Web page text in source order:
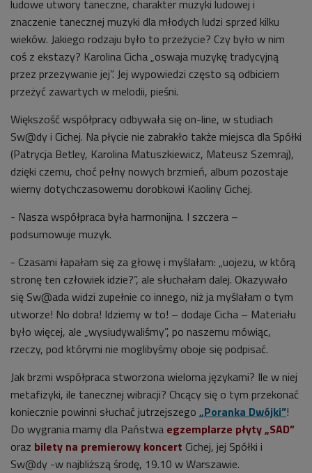
ludowe utwory taneczne, charakter muzyki ludowej i
znaczenie tanecznej muzyki dla młodych ludzi sprzed kilku
wieków. Jakiego rodzaju było to przeżycie? Czy było w nim
coś z ekstazy? Karolina Cicha „oswaja muzykę tradycyjną
przez przezywanie jej”. Jej wypowiedzi często są odbiciem
przeżyć zawartych w melodii, pieśni.
Większość współpracy odbywała się on-line, w studiach
Sw@dy i Cichej. Na płycie nie zabrakło także miejsca dla Spółki
(Patrycja Betley, Karolina Matuszkiewicz, Mateusz Szemraj),
dzięki czemu, choć pełny nowych brzmień, album pozostaje
wierny dotychczasowemu dorobkowi Kaoliny Cichej.
- Nasza współpraca była harmonijna. I szczera –
podsumowuje muzyk.
- Czasami łapałam się za głowę i myślałam: „uojezu, w którą
stronę ten człowiek idzie?”, ale słuchałam dalej. Okazywało
się Sw@ada widzi zupełnie co innego, niż ja myślałam o tym
utworze! No dobra! Idziemy w to! – dodaje Cicha – Materiału
było więcej, ale „wysiudywaliśmy”, po naszemu mówiąc,
rzeczy, pod którymi nie moglibyśmy oboje się podpisać.
Jak brzmi współpraca stworzona wieloma językami? Ile w niej
metafizyki, ile tanecznej wibracji? Chcący się o tym przekonać
koniecznie powinni słuchać jutrzejszego „Poranka Dwójki”!
Do wygrania mamy dla Państwa egzemplarze płyty „SAD”
oraz bilety na premierowy koncert Cichej, jej Spółki i
Sw@dy -w najbliższą środę, 19.10 w Warszawie.